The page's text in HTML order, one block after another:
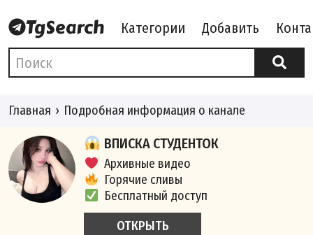
Категории Добавить
Главная Подробная информация о канале
ВПИСКА СТУДЕНТОК
Архивные видео
Горячие сливы
Бесплатный доступ
ОТКРЫТЬ